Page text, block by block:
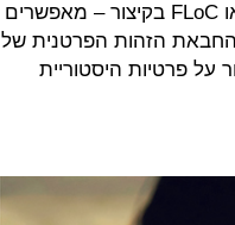
, הטכנולוגיה - Federated Learning of Cohorts או FLoC בקיצור – מאפשרים
החבאת הזהות הפרטנית של
על פרטיות היסטוריית